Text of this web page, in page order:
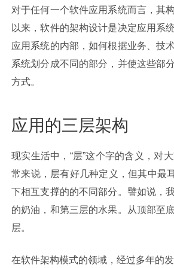
对于任何一个软件应用系统而言，其
以来，软件的架构设计是决定应用系
应用系统的内部，如何根据业务、技
系统划分成不同的部分，并使这些部
方式。
应用的三层架构
现实生活中，“层”这个字的含义，对
常来说，层有好几种定义，但其中最
下相互支撑的的不同部分。譬如说，
的奶油，和第三层的水果。从顶部至
层。
在软件架构模式的领域，经过多年的